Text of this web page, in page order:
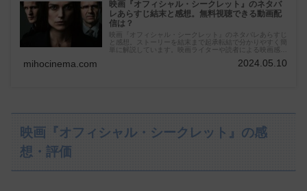
映画『オフィシャル・シークレット』のネタバ
レあらすじ結末と感想。無料視聴できる動画配
信は？
映画『オフィシャル・シークレット』のネタバレあらすじ
と感想。ストーリーを結末まで起承転結で分かりやすく簡
単に解説しています。映画ライターや読者による映画感想
mihocinema.com 2024.05.10
映画『オフィシャル・シークレット』の感
想・評価